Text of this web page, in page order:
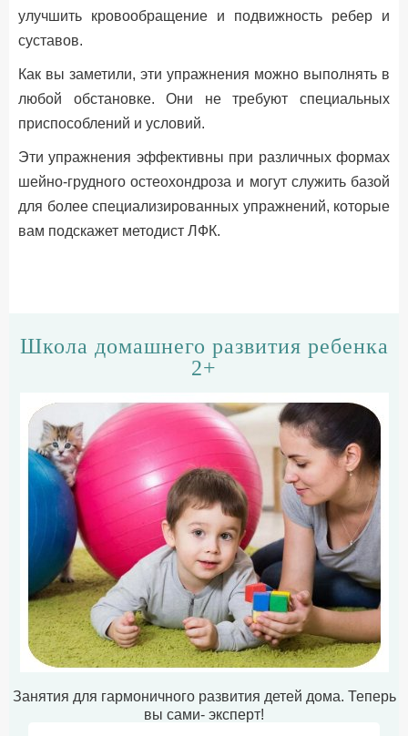
улучшить кровообращение и подвижность ребер и
суставов.
Как вы заметили, эти упражнения можно выполнять в
любой обстановке. Они не требуют специальных
приспособлений и условий.
Эти упражнения эффективны при различных формах
шейно-грудного остеохондроза и могут служить базой
для более специализированных упражнений, которые
вам подскажет методист ЛФК.
Школа домашнего развития ребенка
2+
Занятия для гармоничного развития детей дома. Теперь
вы сами- эксперт!